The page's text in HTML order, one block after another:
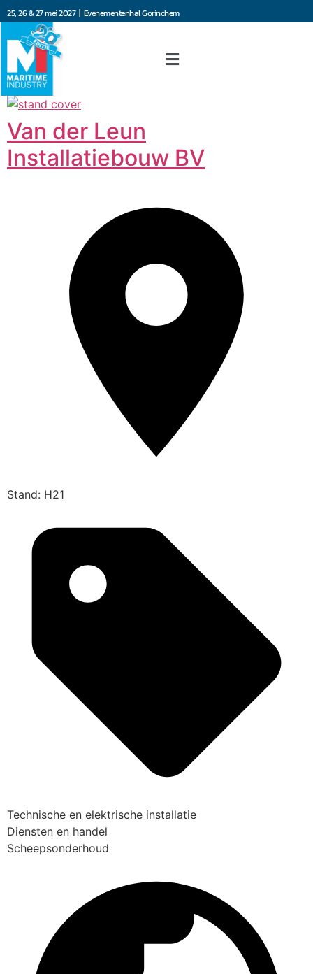
25, 26 & 27 mei 2027 | Evenementenhal Gorinchem
Van der Leun
Installatiebouw BV
Stand: H21
Technische en elektrische installatie
Diensten en handel
Scheepsonderhoud